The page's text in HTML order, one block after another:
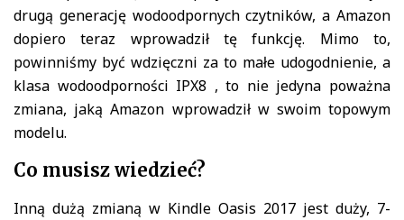
drugą generację wodoodpornych czytników, a Amazon
dopiero teraz wprowadził tę funkcję. Mimo to,
powinniśmy być wdzięczni za to małe udogodnienie, a
klasa wodoodporności IPX8 , to nie jedyna poważna
zmiana, jaką Amazon wprowadził w swoim topowym
modelu.
Co musisz wiedzieć?
Inną dużą zmianą w Kindle Oasis 2017 jest duży, 7-